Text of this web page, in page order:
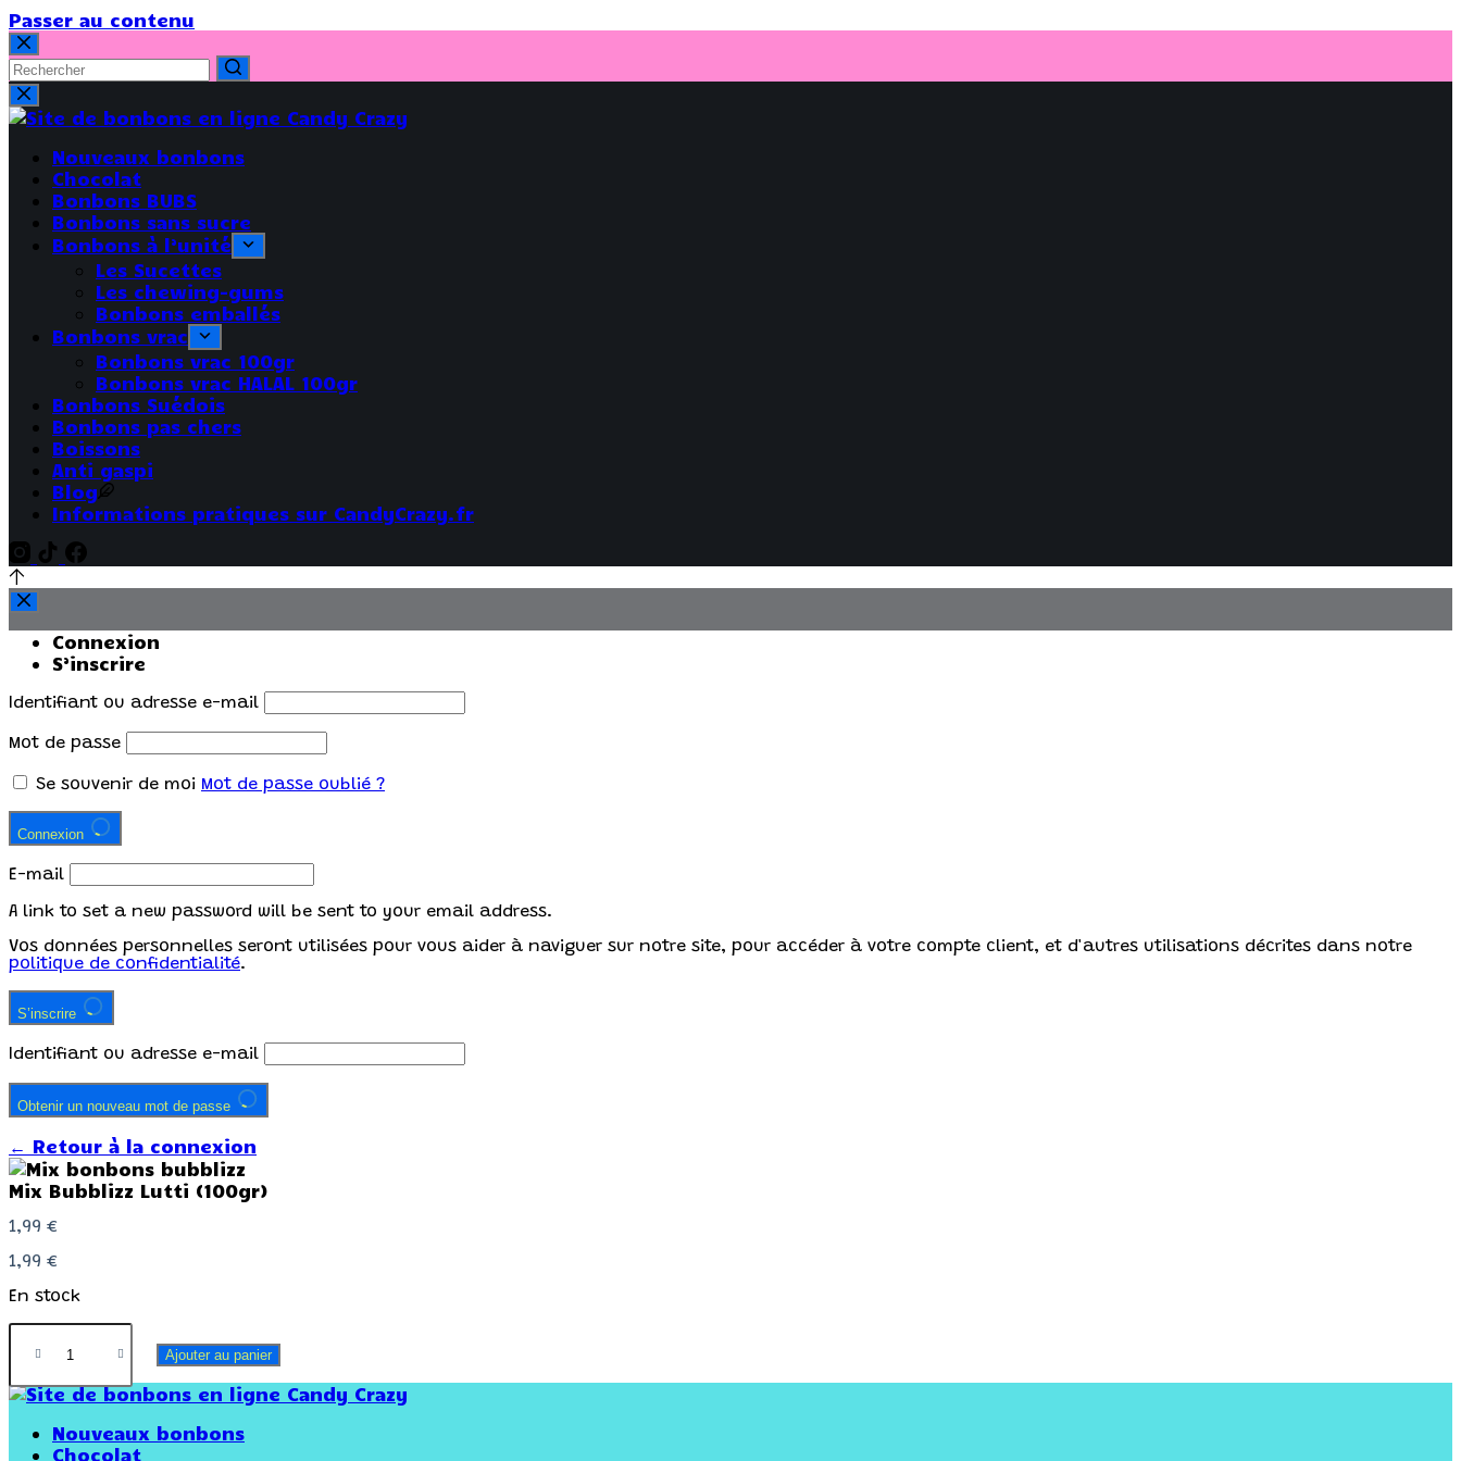
Passer au contenu
Nouveaux bonbons
Chocolat
Bonbons BUBS
Bonbons sans sucre
Bonbons à l’unité
Les Sucettes
Les chewing-gums
Bonbons emballés
Bonbons vrac
Bonbons vrac 100gr
Bonbons vrac HALAL 100gr
Bonbons Suédois
Bonbons pas chers
Boissons
Anti gaspi
Blog
Informations pratiques sur CandyCrazy.fr
Connexion
S’inscrire
Identifiant ou adresse e-mail
Mot de passe
Se souvenir de moi Mot de passe oublié ?
Connexion
E-mail
A link to set a new password will be sent to your email address.
Vos données personnelles seront utilisées pour vous aider à naviguer sur notre site, pour accéder à votre compte client, et d'autres utilisations décrites dans notre
politique de confidentialité.
S’inscrire
Identifiant ou adresse e-mail
Obtenir un nouveau mot de passe
← Retour à la connexion
Mix Bubblizz Lutti (100gr)
1,99 €
1,99 €
En stock
Ajouter au panier
Nouveaux bonbons
Chocolat